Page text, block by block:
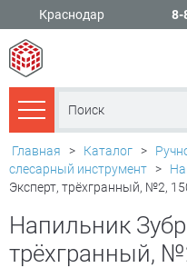
Краснодар 8-
Каталог товаров
Главная > Каталог >
слесарный инструмент >
Эксперт, трёхгранный, №2,
Напильник
трёхгранный,